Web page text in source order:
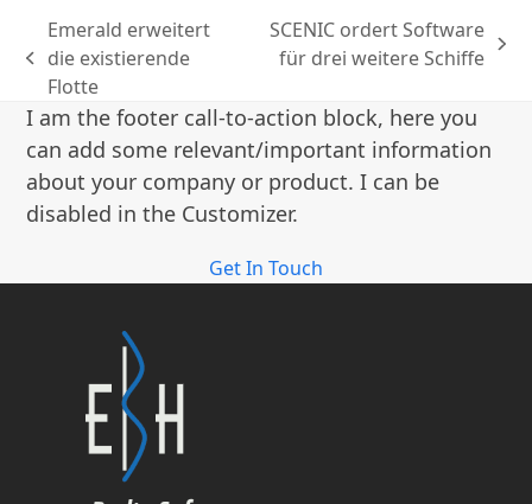
vorheriger
Beitrag:
Emerald erweitert
die existierende
Flotte
Nächster
SCENIC ordert Software
für drei weitere Schiffe
I am the footer call-to-action block, here you
can add some relevant/important information
about your company or product. I can be
disabled in the Customizer.
Get In Touch